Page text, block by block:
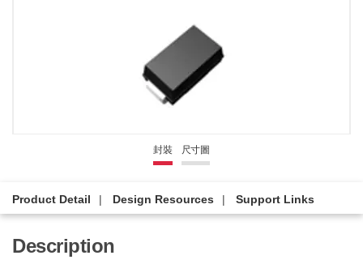
封裝 尺寸圖
Product Detail Design Resources Support Links
Description